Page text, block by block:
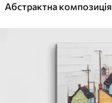
Абстрактна композиція